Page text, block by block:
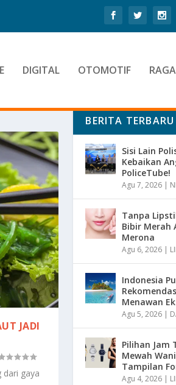
DIGITAL OTOMOTIF
JADI
dari gaya
BERITA TERBARU
Sisi Lain
Kebaikan
PoliceTube!
Agu 7, 2026 |
Tanpa
Bibir Merah
Merona
Agu 6, 2026 |
Indonesia
Menawan
Agu 5, 2026 |
Pilihan Jam
Mewah
Tampilan
Agu 4, 2026 |